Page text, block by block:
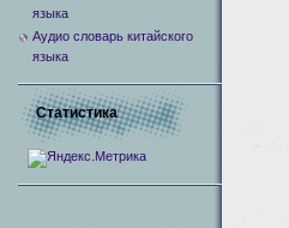
языка
Аудио словарь китайского
языка
Статистика